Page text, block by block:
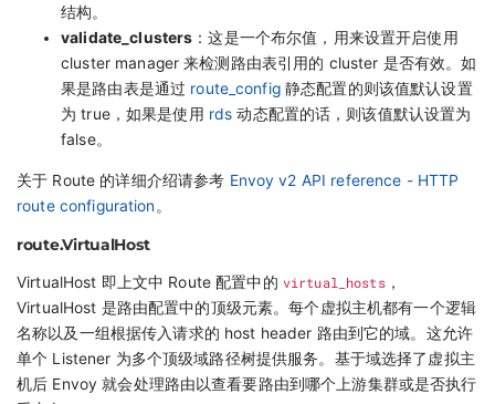
结构。
validate_clusters ：这是一个布尔值，用来设置开启使用
cluster manager 来检测路由表引用的 cluster 是否有效。如
果是路由表是通过 route_config静态配置的则该值默认设置
为 true，如果是使用 rds 动态配置的话，则该值默认设置为
false。
关于 Route 的详细介绍请参考 Envoy v2 API reference - HTTP
route configuration 。
route.VirtualHost
VirtualHost 即上文中 Route 配置中的 virtual_hosts，
VirtualHost 是路由配置中的顶级元素。每个虚拟主机都有一个逻辑
名称以及一组根据传入请求的 host header 路由到它的域。这允许
单个 Listener 为多个顶级域路径树提供服务。基于域选择了虚拟主
机后 Envoy 就会处理路由以查看要路由到哪个上游集群或是否执行